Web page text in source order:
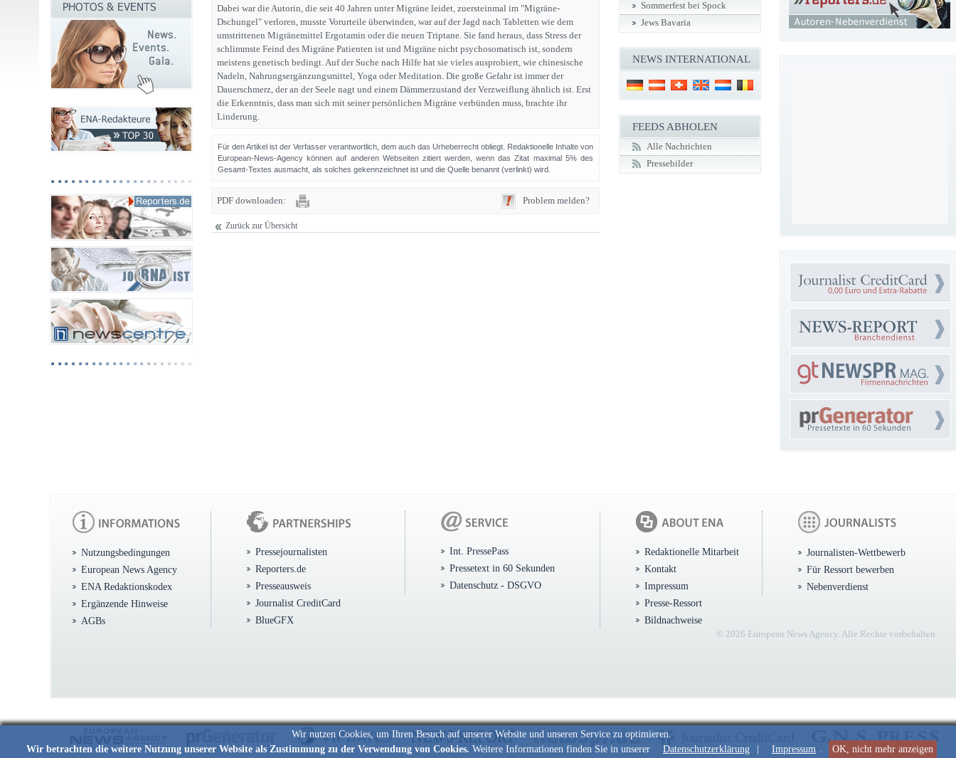
Wir nutzen Cookies, um Ihren Besuch auf unserer Website und unseren Service zu optimieren.
Wir betrachten die weitere Nutzung unserer Website als Zustimmung zu der Verwendung von Cookies. Weitere Informationen finden Sie in unserer Datenschutzerklärung Impressum . OK, nicht mehr anzeigen
Dabei war die Autorin, die seit 40 Jahren unter Migräne leidet, zuersteinmal im "Migräne-
Dschungel" verloren, musste Vorurteile überwinden, war auf der Jagd nach Tabletten wie dem
umstrittenen Migränemittel Ergotamin oder die neuen Triptane. Sie fand heraus, dass Stress der
schlimmste Feind des Migräne Patienten ist und Migräne nicht psychosomatisch ist, sondern
meistens genetisch bedingt. Auf der Suche nach Hilfe hat sie vieles ausprobiert, wie chinesische
Nadeln, Nahrungsergänzungsmittel, Yoga oder Meditation. Die große Gefahr ist immer der
Dauerschmerz, der an der Seele nagt und einem Dämmerzustand der Verzweiflung ähnlich ist. Erst
die Erkenntnis, dass man sich mit seiner persönlichen Migräne verbünden muss, brachte ihr
Linderung.
Für den Artikel ist der Verfasser verantwortlich, dem auch das Urheberrecht obliegt. Redaktionelle Inhalte von
European-News-Agency können auf anderen Webseiten zitiert werden, wenn das Zitat maximal 5% des
Gesamt-Textes ausmacht, als solches gekennzeichnet ist und die Quelle benannt (verlinkt) wird.
PDF downloaden: Problem melden?
Zurück zur Übersicht
Sommerfest bei Spock
Jews Bavaria
NEWS INTERNATIONAL
FEEDS ABHOLEN
Alle Nachrichten
Pressebilder
Nutzungsbedingungen
European News Agency
ENA Redaktionskodex
Ergänzende Hinweise
AGBs
Pressejournalisten
Reporters.de
Presseausweis
Journalist CreditCard
BlueGFX
Int. PressePass
Pressetext in 60 Sekunden
Datenschutz - DSGVO
Redaktionelle Mitarbeit
Kontakt
Impressum
Presse-Ressort
Bildnachweise
Journalisten-Wettbewerb
Für Ressort bewerben
Nebenverdienst
© 2026 European News Agency. Alle Rechte vorbehalten.